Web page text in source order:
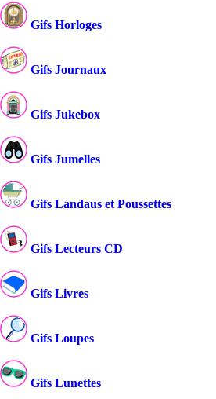
Gifs Horloges
Gifs Journaux
Gifs Jukebox
Gifs Jumelles
Gifs Landaus et Poussettes
Gifs Lecteurs CD
Gifs Livres
Gifs Loupes
Gifs Lunettes